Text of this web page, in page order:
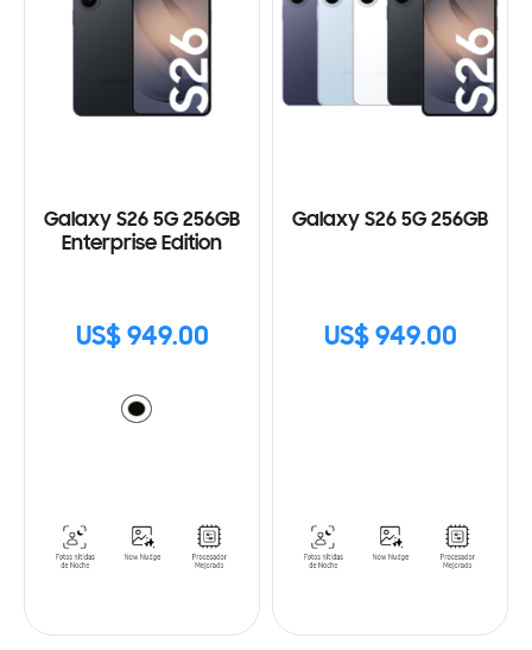
Galaxy S26 5G 256GB
Enterprise Edition
US$ 949.00
Galaxy S26 5G 256GB
US$ 949.00